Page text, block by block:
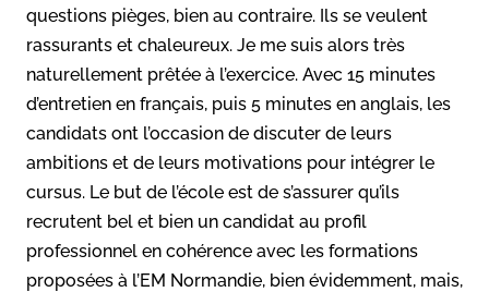
questions pièges, bien au contraire. Ils se veulent
rassurants et chaleureux. Je me suis alors très
naturellement prêtée à l’exercice. Avec 15 minutes
d’entretien en français, puis 5 minutes en anglais, les
candidats ont l’occasion de discuter de leurs
ambitions et de leurs motivations pour intégrer le
cursus. Le but de l’école est de s’assurer qu’ils
recrutent bel et bien un candidat au profil
professionnel en cohérence avec les formations
proposées à l’EM Normandie, bien évidemment, mais,